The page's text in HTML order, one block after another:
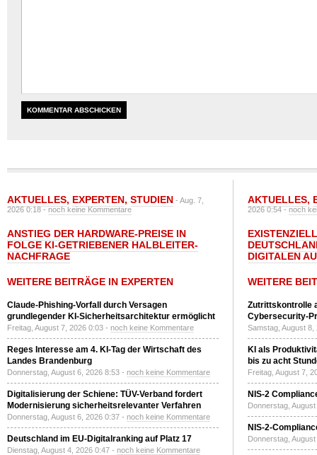
AKTUELLES, EXPERTEN, STUDIEN - Aug. 7,
2026 0:18 -noch keine Kommentare
ANSTIEG DER HARDWARE-PREISE IN
FOLGE KI-GETRIEBENER HALBLEITER-
NACHFRAGE
WEITERE BEITRÄGE IN EXPERTEN
Claude-Phishing-Vorfall durch Versagen
grundlegender KI-Sicherheitsarchitektur ermöglicht
Freitag, August 7, 2026 0:03 - noch keine Kommentare
Reges Interesse am 4. KI-Tag der Wirtschaft des
Landes Brandenburg
Donnerstag, August 6, 2026 8:53 - noch keine Kommentare
Digitalisierung der Schiene: TÜV-Verband fordert
Modernisierung sicherheitsrelevanter Verfahren
Donnerstag, August 6, 2026 0:37 - noch keine Kommentare
Deutschland im EU-Digitalranking auf Platz 17
Dienstag, August 4, 2026 0:47 - noch keine Kommentare
AKTUELLES,
2026 0:54 -noch
DIGITALEN
WEITERE
Zutrittskontrolle
Cybersecurity-
Samstag, August
KI als
bis zu acht
Freitag, August 7,
NIS-2
Donnerstag,
NIS-2-
Donnerstag,